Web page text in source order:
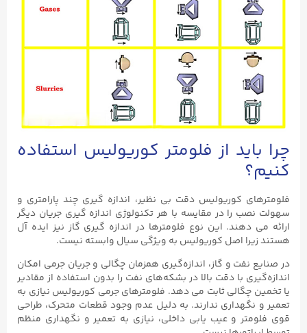
چرا باید از فلومتر کوریولیس استفاده
کنیم؟
فلومترهای کوریولیس دقت بی نظیر، اندازه گیری چند پارامتری و
سهولت نصب را در مقایسه با هر تکنولوژی اندازه گیری جریان دیگر
ارائه می دهند. این نوع فلومترها در اندازه گیری گاز نیز ایده آل
هستند زیرا اصل کوریولیس به ویژگی سیال وابسته نیست.
در صنایع نفت و گاز، اندازه‌گیری همزمان چگالی و جریان جرمی امکان
اندازه‌گیری با دقت بالا در بشکه‌های نفت را بدون استفاده از مقادیر
یا تخمین چگالی ثابت می‌ دهد. فلومترهای جرمی کوریولیس نیازی به
تعمیر و نگهداری ندارند. به دلیل عدم وجود قطعات متحرک، طراحی
قوی فلومتر و عیب یابی داخلی، نیازی به تعمیر و نگهداری منظم